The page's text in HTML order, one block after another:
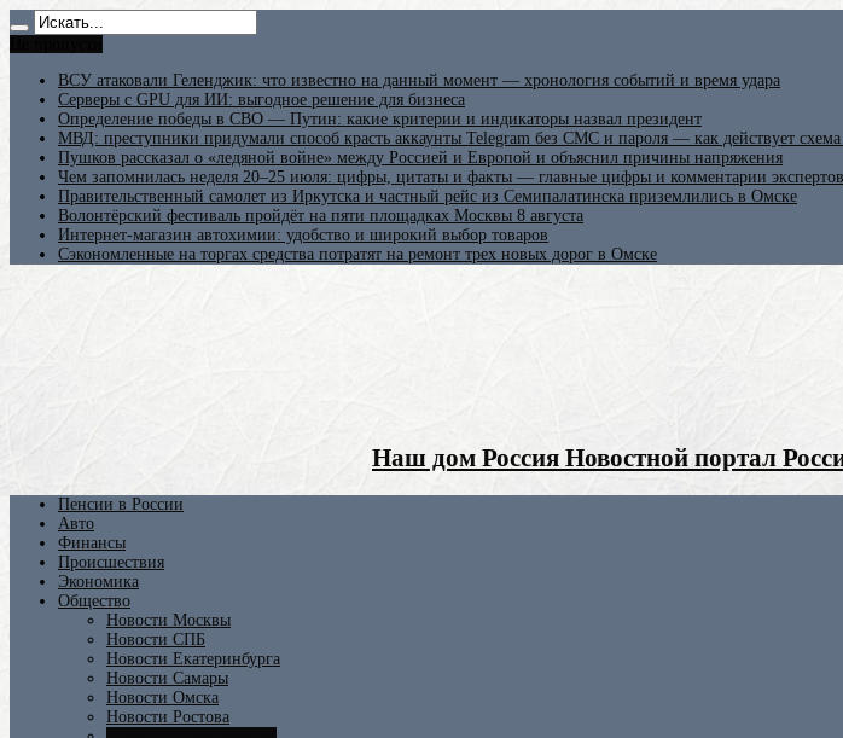
ВСУ атаковали Геленджик: что известно на данный момент — хронология событий и время удара
Серверы с GPU для ИИ: выгодное решение для бизнеса
Определение победы в СВО — Путин: какие критерии и индикаторы назвал президент
МВД: преступники придумали способ красть аккаунты Telegram без СМС и пароля — как действует схема
Пушков рассказал о «ледяной войне» между Россией и Европой и объяснил причины напряжения
Чем запомнилась неделя 20–25 июля: цифры, цитаты и факты — главные цифры и комментарии экспертов
Правительственный самолет из Иркутска и частный рейс из Семипалатинска приземлились в Омске
Волонтёрский фестиваль пройдёт на пяти площадках Москвы 8 августа
Интернет-магазин автохимии: удобство и широкий выбор товаров
Сэкономленные на торгах средства потратят на ремонт трех новых дорог в Омске
Наш дом Россия Новостной портал
Пенсии в России
Авто
Финансы
Происшествия
Экономика
Общество
Новости Москвы
Новости СПБ
Новости Екатеринбурга
Новости Самары
Новости Омска
Новости Ростова